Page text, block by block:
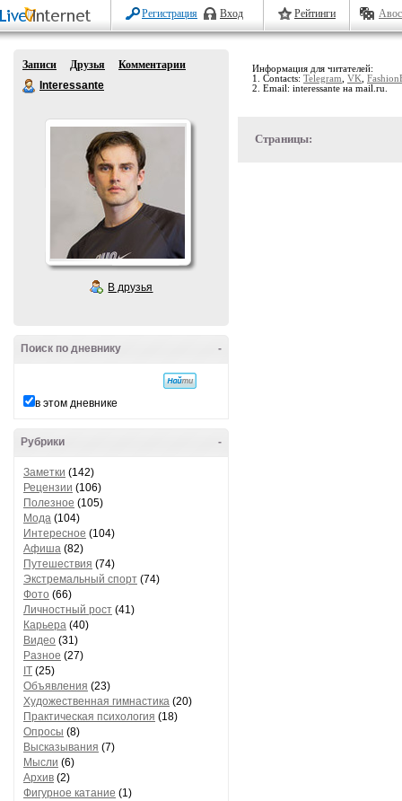
Регистрация Вход Рейтинги
Записи Друзья
Комментарии
Interessante
В друзья
-
Поиск по дневнику
в этом дневнике
-
Рубрики
Заметки (142)
Рецензии (106)
Полезное (105)
Мода (104)
Интересное (104)
Афиша (82)
Путешествия (74)
Экстремальный спорт (74)
Фото (66)
Личностный рост (41)
Карьера (40)
Видео (31)
Разное (27)
IT (25)
Объявления (23)
Художественная гимнастика (20)
Практическая психология (18)
Опросы (8)
Высказывания (7)
Мысли (6)
Архив (2)
Фигурное катание (1)
Информация для читателей:
1. Contacts: Telegram VK
2. Email: interessante на mail.ru.
Страницы: